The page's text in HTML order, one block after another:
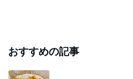
おすすめの記事